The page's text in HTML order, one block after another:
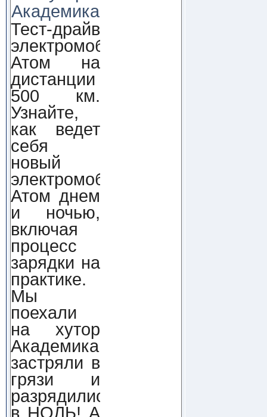
Академика
Тест-драйв
электромобиля
Атом на
дистанции
500 км.
Узнайте,
как ведет
себя
новый
электромобиль
Атом днем
и ночью,
включая
процесс
зарядки на
практике.
Мы
поехали
на хутор
Академика,
застряли в
грязи и
разрядились
в НОЛЬ! А